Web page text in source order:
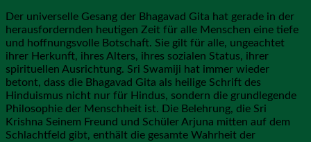
Der universelle Gesang der Bhagavad Gita hat gerade in der
herausfordernden heutigen Zeit für alle Menschen eine tiefe
und hoffnungsvolle Botschaft. Sie gilt für alle, ungeachtet
ihrer Herkunft, ihres Alters, ihres sozialen Status, ihrer
spirituellen Ausrichtung. Sri Swamiji hat immer wieder
betont, dass die Bhagavad Gita als heilige Schrift des
Hinduismus nicht nur für Hindus, sondern die grundlegende
Philosophie der Menschheit ist. Die Belehrung, die Sri
Krishna Seinem Freund und Schüler Arjuna mitten auf dem
Schlachtfeld gibt, enthält die gesamte Wahrheit der